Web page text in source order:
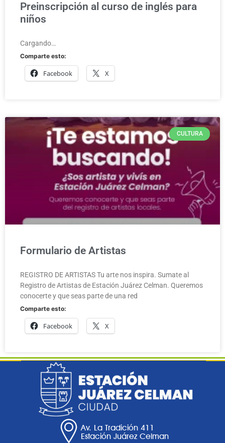
Preinscripción al curso de inglés para
niños
Cargando…
Comparte esto:
Facebook X
CULTURA
Formulario de Artistas
REGISTRO DE ARTISTAS Tu arte nos inspira. Sumate al
Registro de Artistas de Estación Juárez Celman. Queremos
conocerte y que seas parte de una red
Comparte esto:
Facebook X
Av. La Tradición 411
Estación Juárez Celman